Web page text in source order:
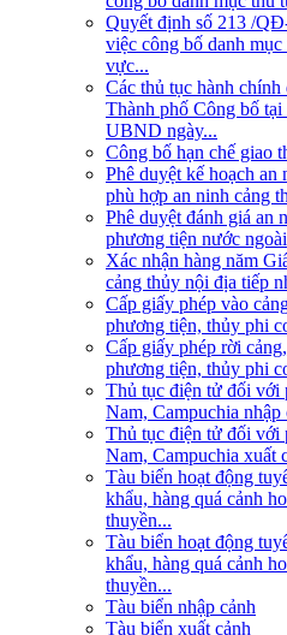
Quyết định số 213 /
việc công bố danh
vực...
Các thủ tục hành
Thành phố Công bố
UBND ngày...
Công bố hạn chế giao
Phê duyệt kế hoạch an
phù hợp an ninh cảng
Phê duyệt đánh giá an
phương tiện nước ngoài
Xác nhận hàng năm
cảng thủy nội địa tiếp
Cấp giấy phép vào
phương tiện, thủy phi
Cấp giấy phép rời
phương tiện, thủy phi
Thủ tục điện tử đối với
Nam, Campuchia
Thủ tục điện tử đối với
Nam, Campuchia xuất
Tàu biển hoạt động
khẩu, hàng quá cảnh
thuyền...
Tàu biển hoạt động
khẩu, hàng quá cảnh
thuyền...
Tàu biển nhập cảnh
Tàu biển xuất cảnh